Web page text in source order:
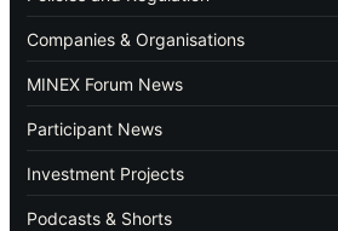
Companies & Organisations
MINEX Forum News
Participant News
Investment Projects
Podcasts & Shorts